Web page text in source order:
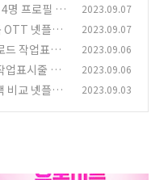
명 프로필 개
2023.09.07
OTT 넷플릭
2023.09.07
드 작업표시
2023.09.06
업표시줄 TV
2023.09.06
비교 넷플릭
2023.09.03